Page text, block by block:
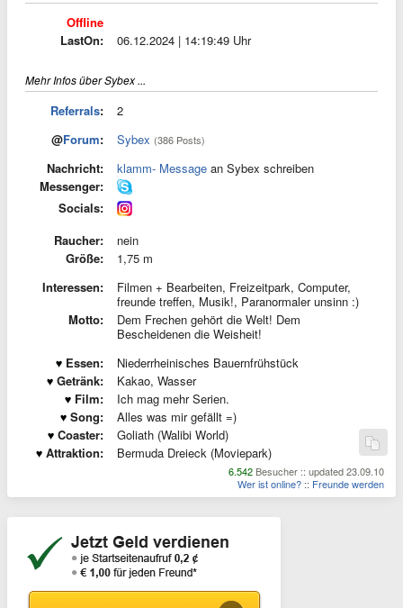
Offline
LastOn:
06.12.2024 | 14:19:49 Uhr
Mehr Infos über Sybex ...
Referrals:
2
@Forum: Sybex (386 Posts)
Nachricht: klamm- Message an Sybex schreiben
Messenger:
Socials:
Raucher:
nein
Größe:
1,75 m
Interessen:
Filmen + Bearbeiten, Freizeitpark, Computer,
freunde treffen, Musik!, Paranormaler unsinn :)
Motto:
Dem Frechen gehört die Welt! Dem
Bescheidenen die Weisheit!
Essen:
Niederrheinisches Bauernfrühstück
Getränk:
Kakao, Wasser
Film:
Ich mag mehr Serien.
Song:
Alles was mir gefällt =)
Coaster:
Goliath (Walibi World)
Attraktion:
Bermuda Dreieck (Moviepark)
6.542 Besucher :: updated 23.09.10
Wer ist online? :: Freunde werden